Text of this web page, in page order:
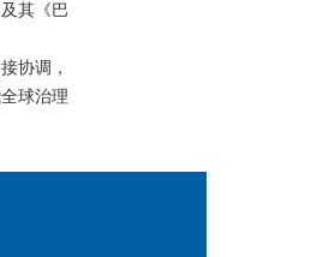
其《巴
协调，
球治理